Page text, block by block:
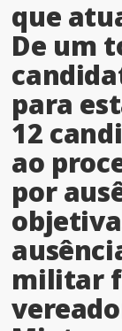
que
De um
para
12
ao
por
militar